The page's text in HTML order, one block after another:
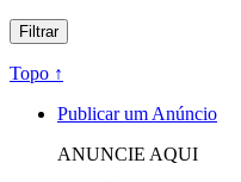
Topo ↑
Publicar um Anúncio
ANUNCIE AQUI